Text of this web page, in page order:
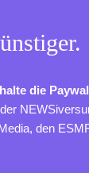
die
den